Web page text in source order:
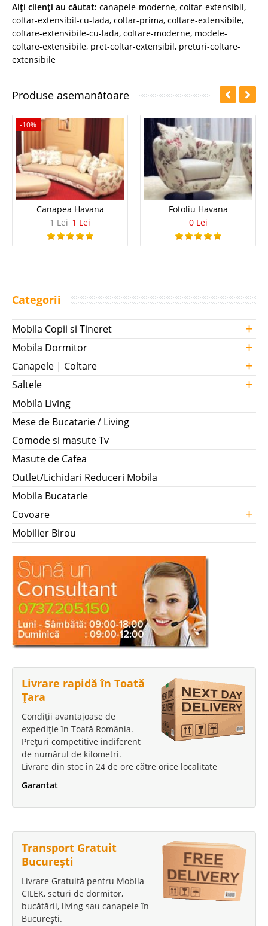
Alţi clienţi au căutat: canapele-moderne, coltar-extensibil,
coltar-extensibil-cu-lada, coltar-prima, coltare-extensibile,
coltare-extensibile-cu-lada, coltare-moderne, modele-
coltare-extensibile, pret-coltar-extensibil, preturi-coltare-
extensibile
Produse asemanătoare
-10%
Canapea Havana
1 Lei 1 Lei
Fotoliu Havana
0 Lei
Categorii
Mobila Copii si Tineret +
Mobila Dormitor +
Canapele | Coltare +
Saltele +
Mobila Living
Mese de Bucatarie / Living
Comode si masute Tv
Masute de Cafea
Outlet/Lichidari Reduceri Mobila
Mobila Bucatarie
Covoare
+
Mobilier Birou
Livrare rapidă în Toată
Țara
Condiții avantajoase de
expediție în Toată România.
Prețuri competitive indiferent
de numărul de kilometri.
Livrare din stoc în 24 de ore către orice localitate
Garantat
Transport Gratuit
București
Livrare Gratuită pentru Mobila
CILEK, seturi de dormitor,
bucătării, living sau canapele în
București.